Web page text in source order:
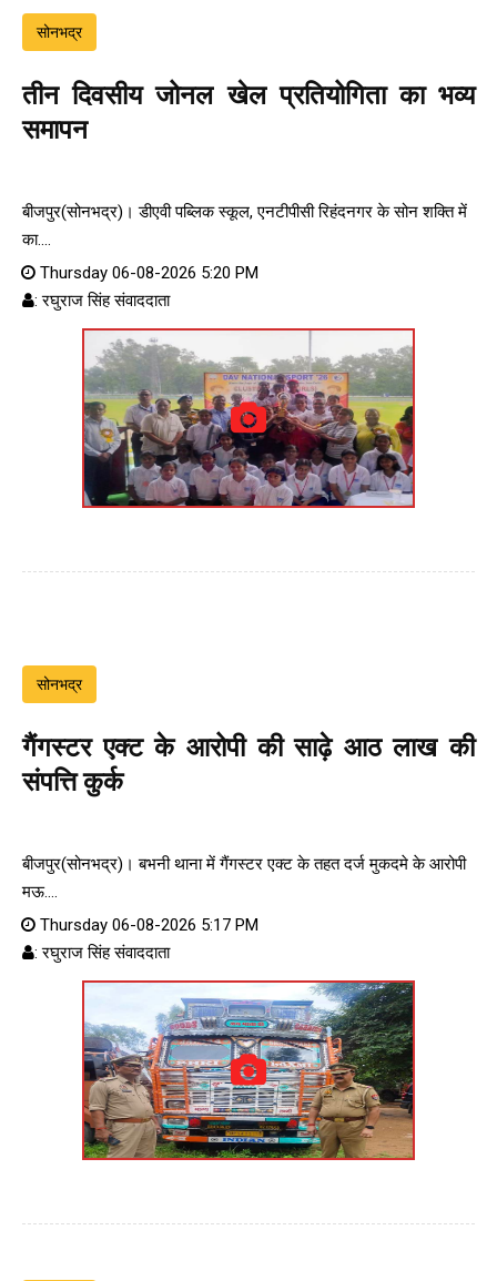
सोनभद्र
तीन दिवसीय जोनल खेल प्रतियोगिता का भव्य
समापन
बीजपुर(सोनभद्र)। डीएवी पब्लिक स्कूल, एनटीपीसी रिहंदनगर के सोन शक्ति में
का....
Thursday 06-08-2026 5:20 PM
: रघुराज सिंह संवाददाता
सोनभद्र
गैंगस्टर एक्ट के आरोपी की साढ़े आठ लाख की
संपत्ति कुर्क
बीजपुर(सोनभद्र)। बभनी थाना में गैंगस्टर एक्ट के तहत दर्ज मुकदमे के आरोपी
मऊ....
Thursday 06-08-2026 5:17 PM
: रघुराज सिंह संवाददाता